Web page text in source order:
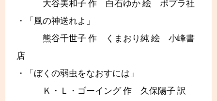
大谷美和子 作 白石ゆか 絵 ポプラ社
・「風の神送れよ」
熊谷千世子 作 くまおり純 絵 小峰書
店
・「ぼくの弱虫をなおすには」
Ｋ・Ｌ・ゴーイング 作 久保陽子 訳